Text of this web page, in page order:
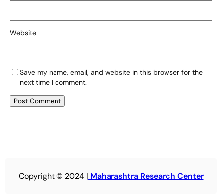
Website
Save my name, email, and website in this browser for the
next time I comment.
Copyright © 2024 | Maharashtra Research Center